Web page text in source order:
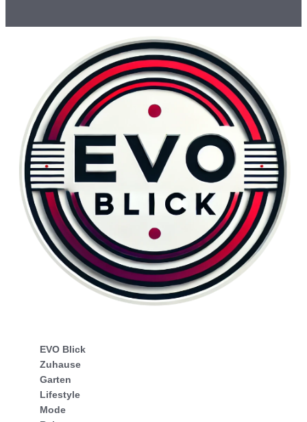
EVO Blick
Zuhause
Garten
Lifestyle
Mode